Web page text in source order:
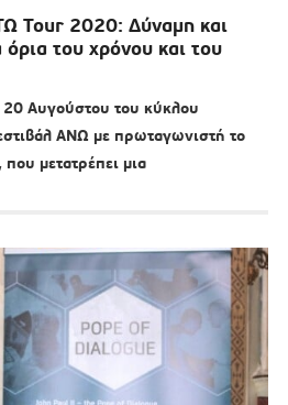
Tour 2020: Δύναμη και
του χρόνου και του
20 Αυγούστου του κύκλου
ΑΝΩ με πρωταγωνιστή το
μετατρέπει μια